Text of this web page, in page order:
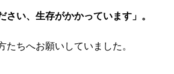
さい、生存がかかっています」。
たちへお願いしていました。